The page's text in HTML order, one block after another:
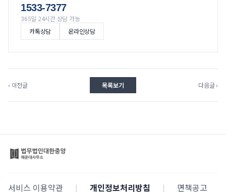
1533-7377
365일 24시간 상담 가능
카톡상담
온라인상담
‹ 이전글 목록보기 다음글 ›
서비스 이용약관 | 개인정보처리방침 | 면책공고